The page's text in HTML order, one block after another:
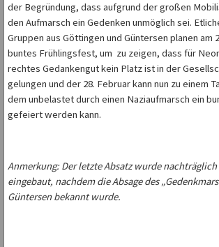
der Begründung, dass aufgrund der großen
den Aufmarsch ein Gedenken unmöglich sei. E
Gruppen aus Göttingen und Güntersen planen am
buntes Frühlingsfest, um zu zeigen, dass für
rechtes Gedankengut kein Platz ist in der
gelungen und der 28. Februar kann nun zu einem
dem unbelastet durch einen Naziaufmarsch ein
gefeiert werden kann.
Anmerkung: Der letzte Absatz wurde
eingebaut, nachdem die Absage des
Güntersen bekannt wurde.